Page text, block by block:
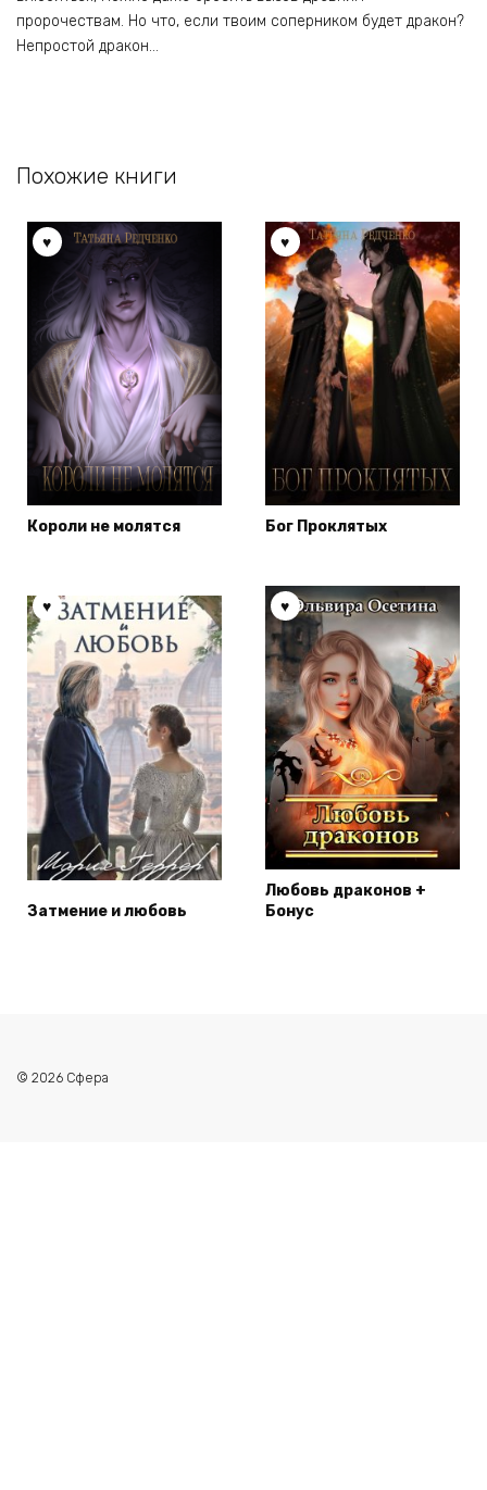
пророчествам. Но что, если твоим соперником будет дракон?
Непростой дракон…
Похожие книги
Короли не молятся Бог Проклятых
Затмение и любовь
Любовь драконов +
Бонус
© 2026 Сфера